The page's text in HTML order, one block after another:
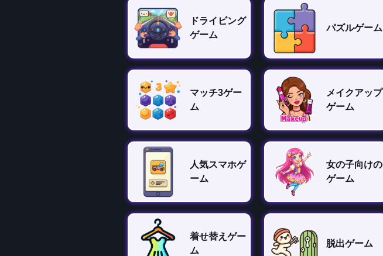
ドライビング
ゲーム
パズルゲーム
マッチ3ゲー
ム
メイクアップ
ゲーム
人気スマホゲ
ーム
女の子向けの
ゲーム
着せ替えゲー
ム
脱出ゲーム